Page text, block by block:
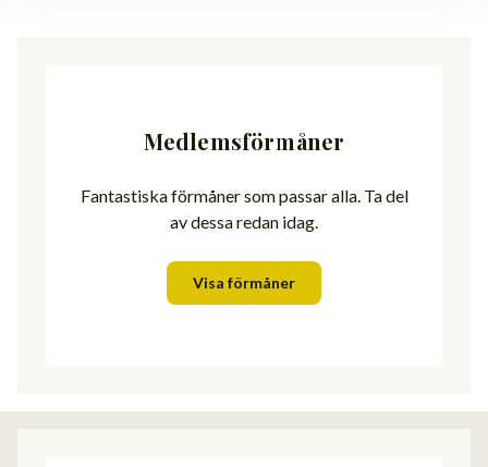
Medlemsförmåner
Fantastiska förmåner som passar alla. Ta del
av dessa redan idag.
Visa förmåner